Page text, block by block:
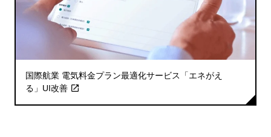
国際航業 電気料金プラン最適化サービス「エネがえ
る」UI改善